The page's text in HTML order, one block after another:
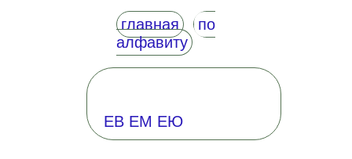
главная
по
алфавиту
ЕВ ЕМ ЕЮ